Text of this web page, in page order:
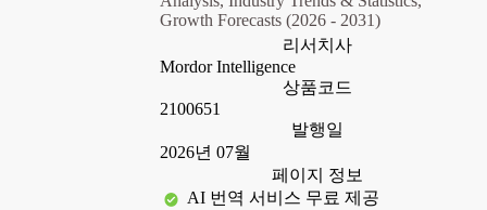
Growth Forecasts (2026 - 2031)
리서치사
Mordor Intelligence
상품코드
2100651
발행일
2026년 07월
페이지 정보
AI 번역 서비스 무료 제공